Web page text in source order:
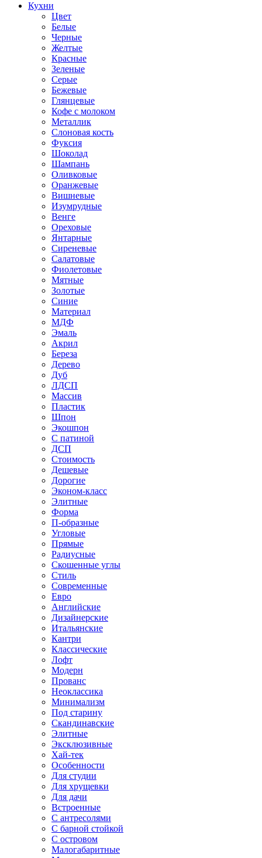
Кухни
Цвет
Белые
Черные
Желтые
Красные
Зеленые
Серые
Бежевые
Глянцевые
Кофе с молоком
Металлик
Слоновая кость
Фуксия
Шоколад
Шампань
Оливковые
Оранжевые
Вишневые
Изумрудные
Венге
Ореховые
Янтарные
Сиреневые
Салатовые
Фиолетовые
Мятные
Золотые
Синие
Материал
МДФ
Эмаль
Акрил
Береза
Дерево
Дуб
ЛДСП
Массив
Пластик
Шпон
Экошпон
С патиной
ДСП
Стоимость
Дешевые
Дорогие
Эконом-класс
Элитные
Форма
П-образные
Угловые
Прямые
Радиусные
Скошенные углы
Стиль
Современные
Евро
Английские
Дизайнерские
Итальянские
Кантри
Классические
Лофт
Модерн
Прованс
Неоклассика
Минимализм
Под старину
Скандинавские
Элитные
Эксклюзивные
Хай-тек
Особенности
Для студии
Для хрущевки
Для дачи
Встроенные
С антресолями
С барной стойкой
С островом
Малогабаритные